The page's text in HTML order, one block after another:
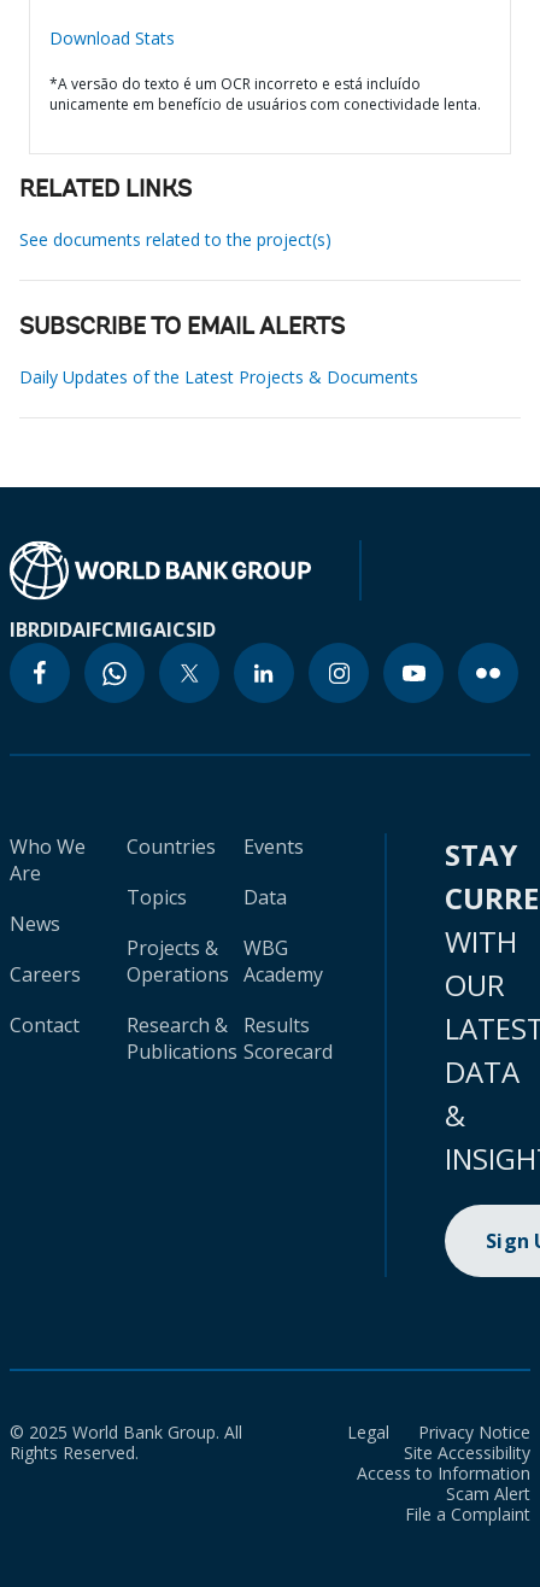
Download Stats
*A versão do texto é um OCR incorreto e está incluído
unicamente em benefício de usuários com conectividade lenta.
RELATED LINKS
See documents related to the project(s)
SUBSCRIBE TO EMAIL ALERTS
Daily Updates of the Latest Projects & Documents
IBRDIDAIFCMIGAICSID
Who We
Are
News
Careers
Contact
Countries
Topics
Projects &
Operations
Research &
Publications
Events
Data
WBG
Academy
Results
Scorecard
STAY
WITH
OUR
DATA
&
Sign
© 2025 World Bank Group. All
Rights Reserved.
Legal
Privacy Notice
Site Accessibility
Access to Information
Scam Alert
File a Complaint